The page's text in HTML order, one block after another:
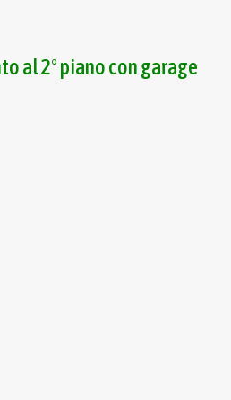
al 2° piano con garage